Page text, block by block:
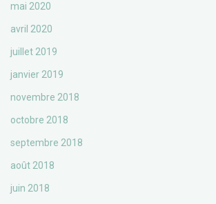
mai 2020
avril 2020
juillet 2019
janvier 2019
novembre 2018
octobre 2018
septembre 2018
août 2018
juin 2018